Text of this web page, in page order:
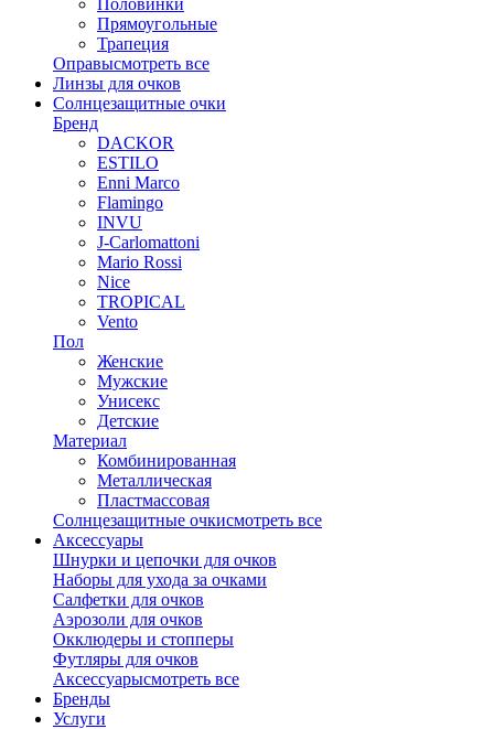
Прямоугольные
Трапеция
Оправысмотреть все
Линзы для очков
Солнцезащитные очки
Бренд
DACKOR
ESTILO
Enni Marco
Flamingo
INVU
J-Carlomattoni
Mario Rossi
Nice
TROPICAL
Vento
Пол
Женские
Мужские
Унисекс
Детские
Материал
Комбинированная
Металлическая
Пластмассовая
Солнцезащитные очкисмотреть все
Аксессуары
Шнурки и цепочки для очков
Наборы для ухода за очками
Салфетки для очков
Аэрозоли для очков
Окклюдеры и стопперы
Футляры для очков
Аксессуарысмотреть все
Бренды
Услуги